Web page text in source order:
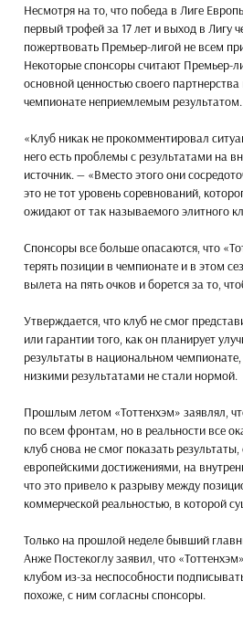
Несмотря на то, что победа в Лиге
первый трофей за 17 лет и выход в Лигу
пожертвовать Премьер-лигой не всем
Некоторые спонсоры считают Премьер-
основной ценностью своего партнерства
чемпионате неприемлемым результатом.
«Клуб никак не прокомментировал
него есть проблемы с результатами на
источник. — «Вместо этого они
это не тот уровень соревнований,
ожидают от так называемого элитного
Спонсоры все больше опасаются, что
терять позиции в чемпионате и в этом
вылета на пять очков и борется за то,
Утверждается, что клуб не смог
или гарантии того, как он планирует
результаты в национальном
низкими результатами не стали нормой.
Прошлым летом «Тоттенхэм» заявлял,
по всем фронтам, но в реальности все
клуб снова не смог показать
европейскими достижениями, на
что это привело к разрыву между
коммерческой реальностью, в которой
Только на прошлой неделе бывший
Анже Постекоглу заявил, что
клубом из-за неспособности
похоже, с ним согласны спонсоры.